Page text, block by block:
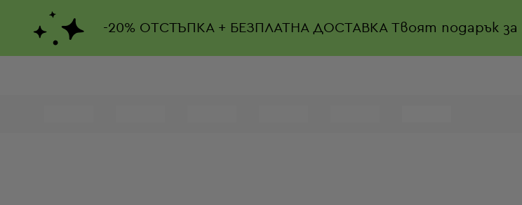
-20% ОТСТЪПКА + БЕЗПЛАТНА ДОСТАВКАТвоят подарък